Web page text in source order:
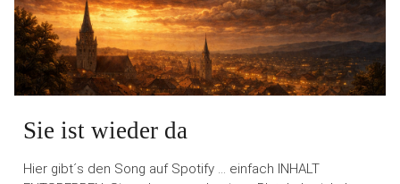
Sie ist wieder da
Hier gibt´s den Song auf Spotify … einfach INHALT